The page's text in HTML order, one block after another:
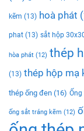
kẽm (13) hoà phát
phat (13) sắt hộp
hòa phát (12) thép
(13) thép hộp mạ
thép ống đen (16) Ống
ống sắt tráng kẽm (12)